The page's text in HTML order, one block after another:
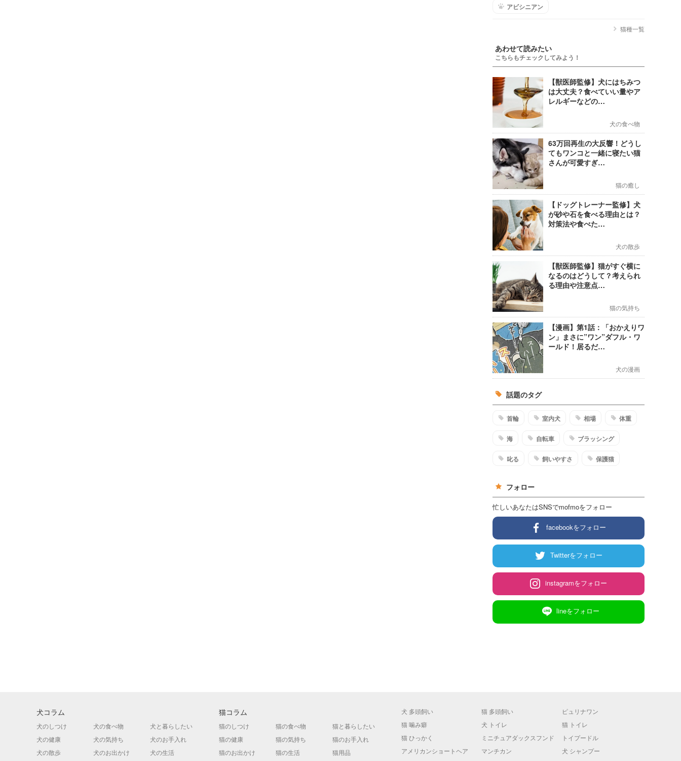
アビシニアン
猫種一覧
あわせて読みたい
こちらもチェックしてみよう！
【獣医師監修】犬にはちみつ
は大丈夫？食べていい量やア
レルギーなどの…
犬の食べ物
63万回再生の大反響！どうし
てもワンコと一緒に寝たい猫
さんが可愛すぎ…
猫の癒し
【ドッグトレーナー監修】犬
が砂や石を食べる理由とは？
対策法や食べた…
犬の散歩
【獣医師監修】猫がすぐ横に
なるのはどうして？考えられ
る理由や注意点…
猫の気持ち
【漫画】第1話：「おかえりワ
ン」まさに”ワン”ダフル・ワ
ールド！居るだ…
犬の漫画
話題のタグ
首輪 室内犬 相場 体重
海 自転車 ブラッシング
叱る 飼いやすさ 保護猫
フォロー
忙しいあなたはSNSでmofmoをフォロー
facebookをフォロー
Twitterをフォロー
instagramをフォロー
lineをフォロー
犬コラム
犬のしつけ 犬の食べ物
犬と暮らしたい
犬の健康
犬の気持ち
犬のお手入れ
犬の散歩
犬のお出かけ
犬の生活
猫コラム
猫のしつけ 猫の食べ物
猫と暮らしたい
猫の健康
猫の気持ち
猫のお手入れ
猫のお出かけ
猫の生活
猫用品
犬 多頭飼い 猫 多頭飼い
ピュリナワン
猫 噛み癖
犬 トイレ
猫 トイレ
猫 ひっかく
ミニチュアダックスフンド
トイプードル
アメリカンショートヘア
マンチカン
犬 シャンプー